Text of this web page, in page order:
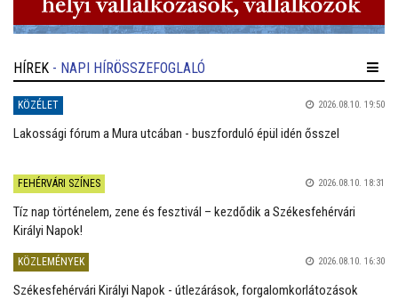
HÍREK - NAPI HÍRÖSSZEFOGLALÓ
KÖZÉLET 2026.08.10. 19:50
Lakossági fórum a Mura utcában - buszforduló épül idén ősszel
FEHÉRVÁRI SZÍNES 2026.08.10. 18:31
Tíz nap történelem, zene és fesztivál – kezdődik a Székesfehérvári
Királyi Napok!
KÖZLEMÉNYEK 2026.08.10. 16:30
Székesfehérvári Királyi Napok - útlezárások, forgalomkorlátozások